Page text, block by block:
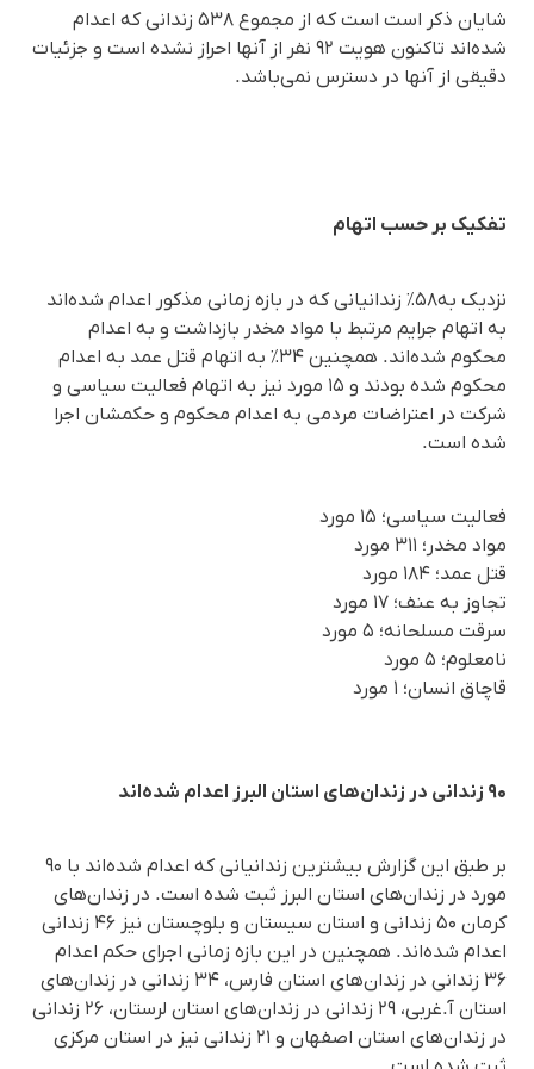
شایان ذکر است است که از مجموع ۵۳۸ زندانی که اعدام
شده‌اند تاکنون هویت ۹۲ نفر از آنها احراز نشده است و جزئیات
دقیقی از آنها در دسترس نمی‌باشد.
تفکیک بر حسب اتهام
نزدیک به۵۸٪ زندانیانی که در بازه زمانی مذکور اعدام شده‌اند
به اتهام جرایم مرتبط با مواد مخدر بازداشت و به اعدام
محکوم شده‌اند. همچنین ۳۴٪ به اتهام قتل عمد به اعدام
محکوم شده بودند و ۱۵ مورد نیز به اتهام فعالیت سیاسی و
شرکت در اعتراضات مردمی به اعدام محکوم و حکمشان اجرا
شده است.
فعالیت سیاسی؛ ۱۵ مورد
مواد مخدر؛ ۳۱۱ مورد
قتل عمد؛ ۱۸۴ مورد
تجاوز به عنف؛ ۱۷ مورد
سرقت مسلحانه؛ ۵ مورد
نامعلوم؛ ۵ مورد
قاچاق انسان؛ ۱ مورد
۹۰ زندانی در زندان‌های استان البرز اعدام شده‌اند
بر طبق این گزارش بیشترین زندانیانی که اعدام شده‌اند با ۹۰
مورد در زندان‌های استان البرز ثبت شده است. در زندان‌های
کرمان ۵۰ زندانی و استان سیستان و بلوچستان نیز ۴۶ زندانی
اعدام شده‌اند. همچنین در این بازه زمانی اجرای حکم اعدام
۳۶ زندانی در زندان‌های استان فارس، ۳۴ زندانی در زندان‌های
استان آ.غربی، ۲۹ زندانی در زندان‌های استان لرستان، ۲۶ زندانی
در زندان‌های استان اصفهان و ۲۱ زندانی نیز در استان مرکزی